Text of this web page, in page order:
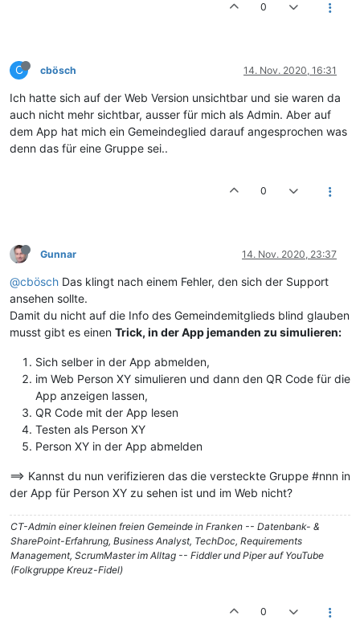
0
C cbösch 14. Nov. 2020, 16:31
Ich hatte sich auf der Web Version unsichtbar und sie waren da
auch nicht mehr sichtbar, ausser für mich als Admin. Aber auf
dem App hat mich ein Gemeindeglied darauf angesprochen was
denn das für eine Gruppe sei..
0
Gunnar 14. Nov. 2020, 23:37
@cbösch Das klingt nach einem Fehler, den sich der Support
ansehen sollte.
Damit du nicht auf die Info des Gemeindemitglieds blind glauben
musst gibt es einen Trick, in der App jemanden zu simulieren:
Sich selber in der App abmelden,
im Web Person XY simulieren und dann den QR Code für die
App anzeigen lassen,
QR Code mit der App lesen
Testen als Person XY
Person XY in der App abmelden
==> Kannst du nun verifizieren das die versteckte Gruppe #nnn in
der App für Person XY zu sehen ist und im Web nicht?
CT-Admin einer kleinen freien Gemeinde in Franken -- Datenbank- &
SharePoint-Erfahrung, Business Analyst, TechDoc, Requirements
Management, ScrumMaster im Alltag -- Fiddler und Piper auf YouTube
(Folkgruppe Kreuz-Fidel)
0